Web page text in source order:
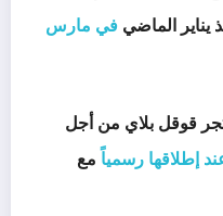
يناير الماضي في مارس
قوقل بلاي من أجل
إطلاقها رسمياً مع